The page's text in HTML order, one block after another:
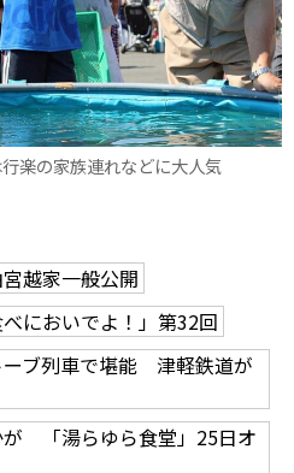
楽の家族連れなどに大人気
越家一般公開
においでよ！」第32回
ブ列車で堪能 津軽鉄道が
が 「湯らゆら食堂」25日オ